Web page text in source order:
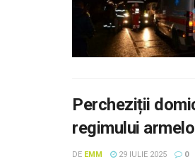
Percheziții
regimului
DE EMM 29 IULIE 2025 0